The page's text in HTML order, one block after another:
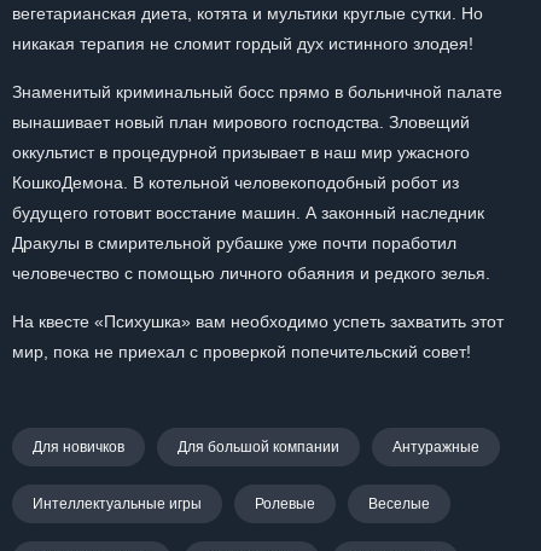
вегетарианская диета, котята и мультики круглые сутки. Но
никакая терапия не сломит гордый дух истинного злодея!
Знаменитый криминальный босс прямо в больничной палате
вынашивает новый план мирового господства. Зловещий
оккультист в процедурной призывает в наш мир ужасного
КошкоДемона. В котельной человекоподобный робот из
будущего готовит восстание машин. А законный наследник
Дракулы в смирительной рубашке уже почти поработил
человечество с помощью личного обаяния и редкого зелья.
На квесте «Психушка» вам необходимо успеть захватить этот
мир, пока не приехал с проверкой попечительский совет!
Для новичков Для большой компании Антуражные
Интеллектуальные игры Ролевые Веселые